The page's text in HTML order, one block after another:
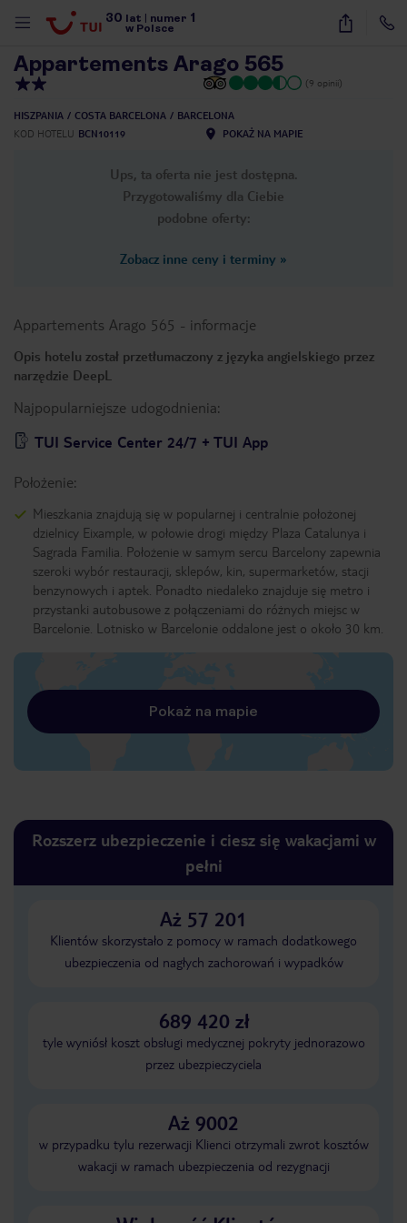
30 lat numer 1
w Polsce
18
Appartements Arago 565
(9 opinii)
HISZPANIA COSTA BARCELONA
BARCELONA
KOD HOTELU BCN10119 POKAŻ NA MAPIE
Ups, ta oferta nie jest dostępna.
Przygotowaliśmy dla Ciebie
podobne oferty:
Zobacz inne ceny i terminy »
Appartements Arago 565 - informacje
Opis hotelu został przetłumaczony z języka angielskiego przez
narzędzie DeepL
Najpopularniejsze udogodnienia:
TUI Service Center 24/7 + TUI App
Położenie:
Mieszkania znajdują się w popularnej i centralnie położonej
dzielnicy Eixample, w połowie drogi między Plaza Catalunya i
Sagrada Familia. Położenie w samym sercu Barcelony zapewnia
szeroki wybór restauracji, sklepów, kin, supermarketów, stacji
benzynowych i aptek. Ponadto niedaleko znajduje się metro i
przystanki autobusowe z połączeniami do różnych miejsc w
Barcelonie. Lotnisko w Barcelonie oddalone jest o około 30 km.
Pokaż na mapie
Rozszerz ubezpieczenie i ciesz się wakacjami w
pełni
Aż 57 201
Klientów skorzystało z pomocy w ramach dodatkowego
ubezpieczenia od nagłych zachorowań i wypadków
689 420 zł
tyle wyniósł koszt obsługi medycznej pokryty jednorazowo
przez ubezpieczyciela
Aż 9002
w przypadku tylu rezerwacji Klienci otrzymali zwrot kosztów
wakacji w ramach ubezpieczenia od rezygnacji